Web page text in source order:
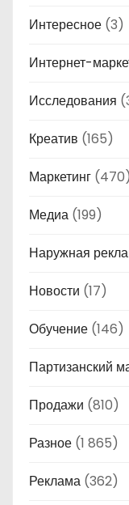
Интересное (3)
Интернет-
Исследования
Креатив (165)
Маркетинг (470)
Медиа (199)
Наружная
Новости (17)
Обучение (146)
Партизанский
Продажи (810)
Разное (1 865)
Реклама (362)